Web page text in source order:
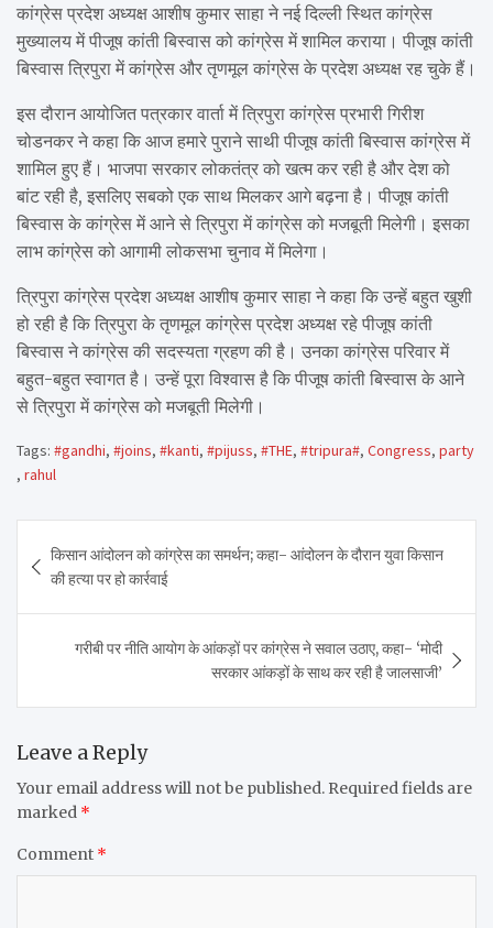
कांग्रेस प्रदेश अध्यक्ष आशीष कुमार साहा ने नई दिल्ली स्थित कांग्रेस
मुख्यालय में पीजूष कांती बिस्वास को कांग्रेस में शामिल कराया। पीजूष कांती
बिस्वास त्रिपुरा में कांग्रेस और तृणमूल कांग्रेस के प्रदेश अध्यक्ष रह चुके हैं।
इस दौरान आयोजित पत्रकार वार्ता में त्रिपुरा कांग्रेस प्रभारी गिरीश
चोडनकर ने कहा कि आज हमारे पुराने साथी पीजूष कांती बिस्वास कांग्रेस में
शामिल हुए हैं। भाजपा सरकार लोकतंत्र को खत्म कर रही है और देश को
बांट रही है, इसलिए सबको एक साथ मिलकर आगे बढ़ना है। पीजूष कांती
बिस्वास के कांग्रेस में आने से त्रिपुरा में कांग्रेस को मजबूती मिलेगी। इसका
लाभ कांग्रेस को आगामी लोकसभा चुनाव में मिलेगा।
त्रिपुरा कांग्रेस प्रदेश अध्यक्ष आशीष कुमार साहा ने कहा कि उन्हें बहुत खुशी
हो रही है कि त्रिपुरा के तृणमूल कांग्रेस प्रदेश अध्यक्ष रहे पीजूष कांती
बिस्वास ने कांग्रेस की सदस्यता ग्रहण की है। उनका कांग्रेस परिवार में
बहुत-बहुत स्वागत है। उन्हें पूरा विश्वास है कि पीजूष कांती बिस्वास के आने
से त्रिपुरा में कांग्रेस को मजबूती मिलेगी।
Tags: #gandhi, #joins, #kanti, #pijuss, #THE, #tripura#, Congress, party
, rahul
navigation
किसान आंदोलन को कांग्रेस का समर्थन; कहा- आंदोलन के दौरान युवा किसान
की हत्या पर हो कार्रवाई
गरीबी पर नीति आयोग के आंकड़ों पर कांग्रेस ने सवाल उठाए, कहा- ‘मोदी
सरकार आंकड़ों के साथ कर रही है जालसाजी’
Leave a Reply
Your email address will not be published. Required fields are
marked *
Comment *